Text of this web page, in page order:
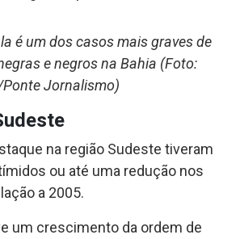
é um dos casos mais graves de
e negros na Bahia (Foto:
Jornalismo)
na região Sudeste tiveram
ou até uma redução nos
a 2005.
um crescimento da ordem de